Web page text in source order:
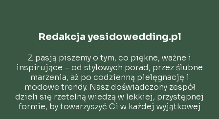
Redakcja yesidowedding.pl
Z pasją piszemy o tym, co piękne, ważne i
inspirujące – od stylowych porad, przez ślubne
marzenia, aż po codzienną pielęgnację i
modowe trendy. Nasz doświadczony zespół
dzieli się rzetelną wiedzą w lekkiej, przystępnej
formie, by towarzyszyć Ci w każdej wyjątkowej